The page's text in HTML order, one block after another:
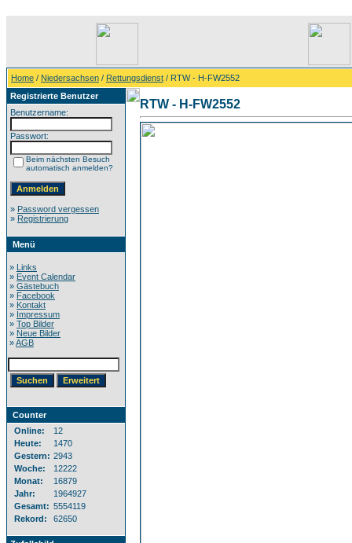
Home / Niedersachsen / Rettungsdienst / RTW - H-FW2552
Registrierte Benutzer
Benutzername:
Passwort:
Beim nächsten Besuch
automatisch anmelden?
» Password vergessen
» Registrierung
Menü
» Links
» Event Calendar
» Gästebuch
» Facebook
» Kontakt
» Impressum
» Top Bilder
» Neue Bilder
»AGB
Counter
Online:
12
Heute:
1470
Gestern: 2943
Woche:
12222
Monat:
16879
Jahr:
1964927
Gesamt: 5554119
Rekord:
62650
RTW - H-FW2552